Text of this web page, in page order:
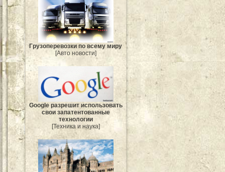
Грузоперевозки по всему миру
[Авто новости]
Google разрешит использовать
свои запатентованные
технологии
[Техника и наука]